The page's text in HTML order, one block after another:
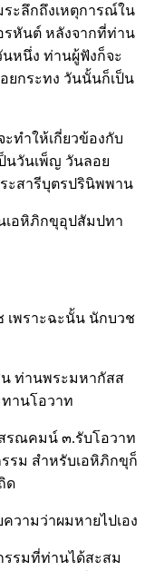
ะลึกถึงเหตุการณ์ใน
รหันต์ หลังจากที่ท่าน
หนึ่ง ท่านผู้ฟังก็จะ
ยกระทง วันนั้นก็เป็น
ทำให้เกี่ยวข้องกับ
นวันเพ็ญ วันลอย
ะสารีบุตรปรินิพพาน
เอหิภิกขุอุปสัมปทา
เพราะฉะนั้น นักบวช
น ท่านพระมหากัสส
ทานโอวาท
รณคมน์ ๓.รับโอวาท
ม สำหรับเอหิภิกขุก็
ด
วามว่าผมหายไปเอง
รรมที่ท่านได้สะสม